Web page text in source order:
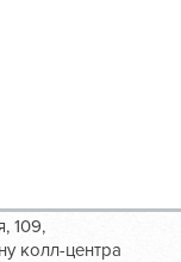
109,
колл-центра